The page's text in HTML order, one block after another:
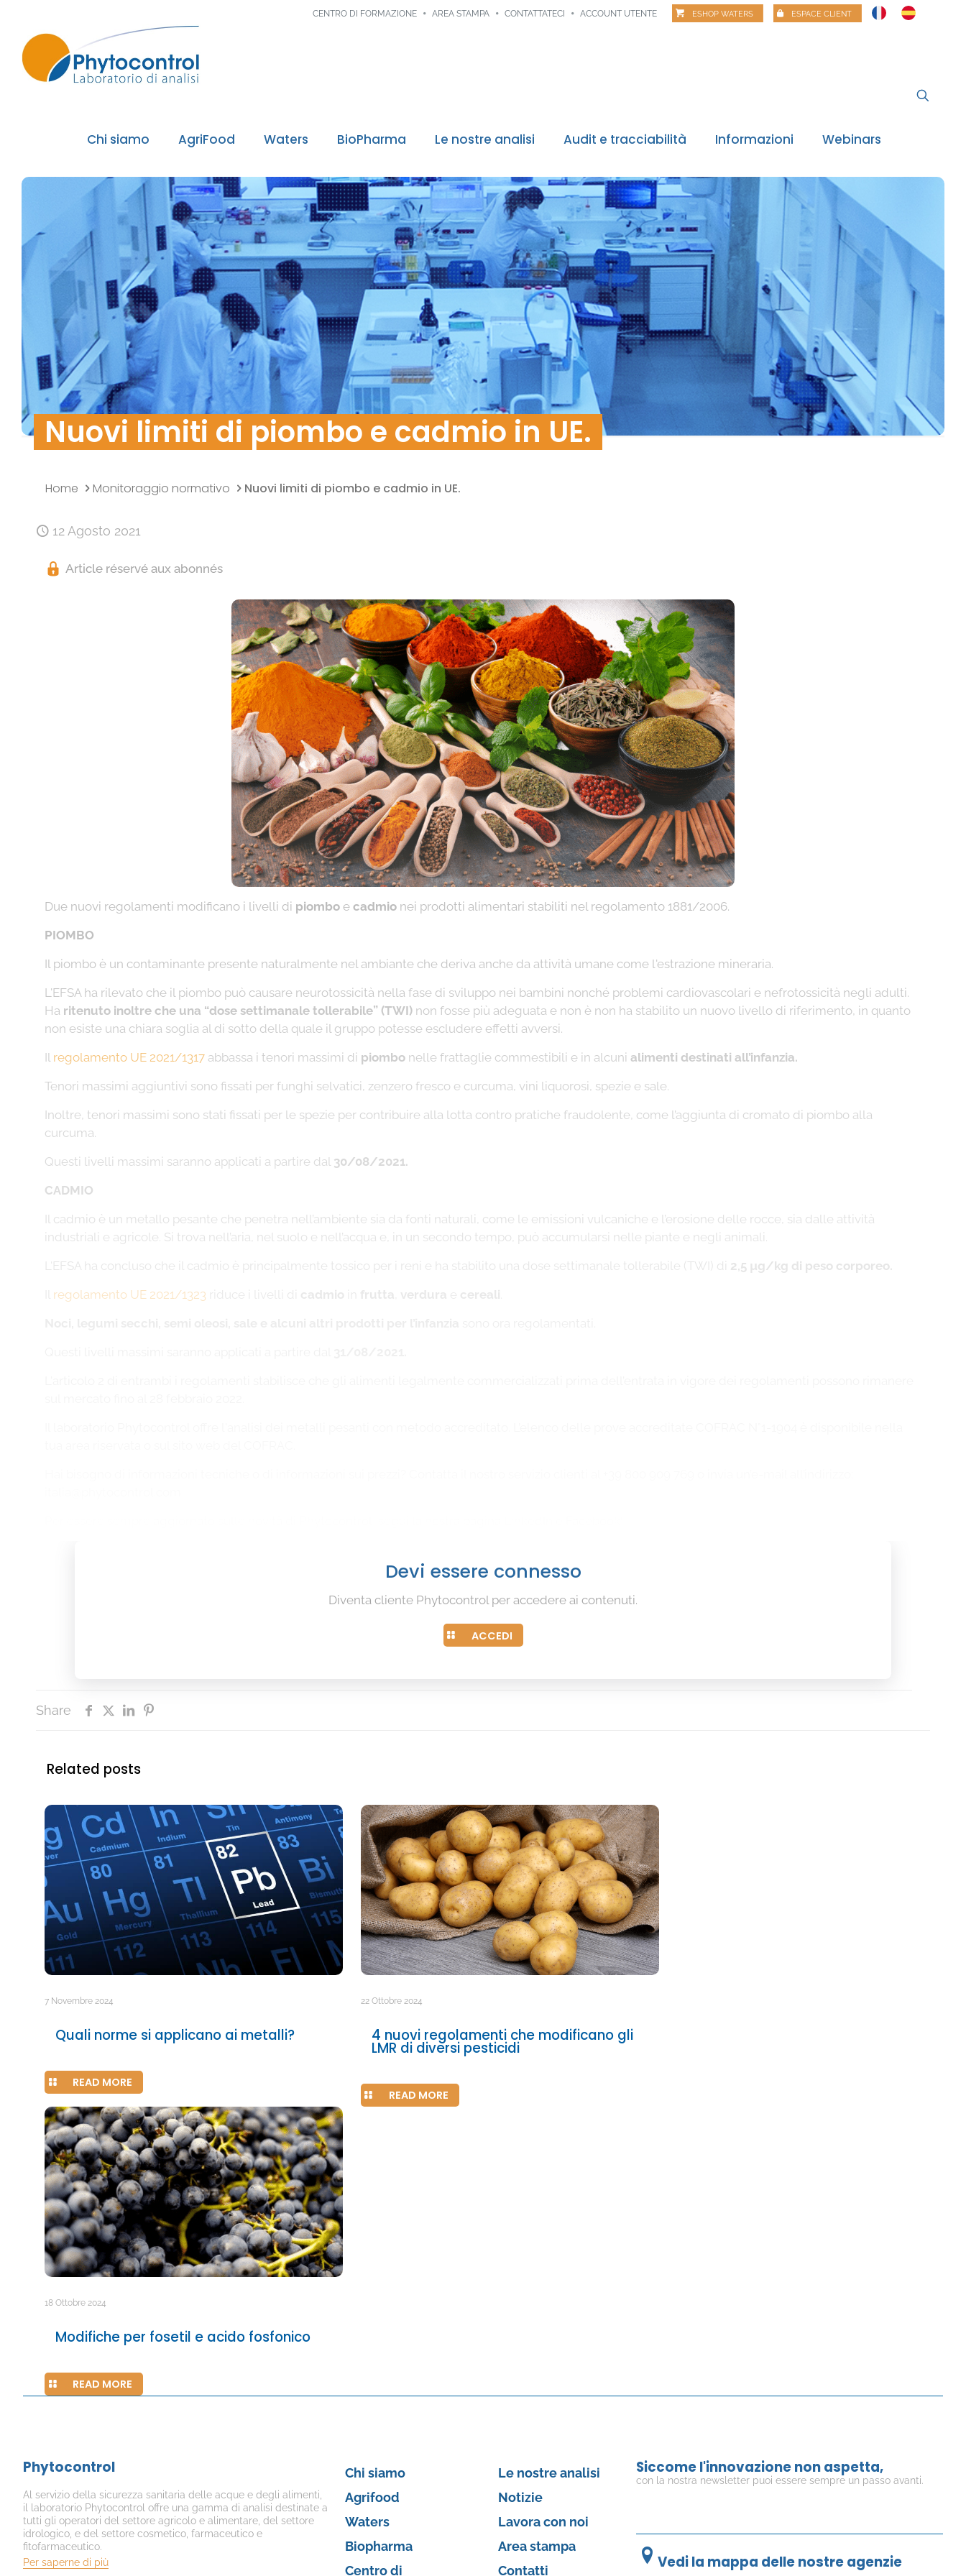
CENTRO DI FORMAZIONE AREA STAMPA CONTATTATECI ACCOUNT UTENTE ESHOP WATERS ESPACE CLIENT
Chi siamo
Il Gruppo Phytocontrol
I nostri valori, la nostra missione
I nostri accreditamenti
I nostri riconoscimenti qualità
I nostri laboratori
Politica della qualità
Ricerca e Sviluppo
Sicurezza dei dati
AgriFood Waters BioPharma Le nostre analisi Audit e tracciabilità
Tracciabilità digitale
Informazioni
Ultime notizie
Monitoraggio normativo
Allerte alimentari
Food Risk
Webinars
Nuovi limiti di piombo e cadmio in UE.
Home Monitoraggio normativo Nuovi limiti di piombo e cadmio in UE.
12 Agosto 2021
Article réservé aux abonnés
Due nuovi regolamenti modificano i livelli di piombo ecadmio nei prodotti alimentari stabiliti nel regolamento 1881/2006.
PIOMBO
Il piombo è un contaminante presente naturalmente nel ambiante che deriva anche da attività umane come l'estrazione mineraria.
L'EFSA ha rilevato che il piombo può causare neurotossicità nella fase di sviluppo nei bambini nonché problemi cardiovascolari e nefrotossicità negli adulti.
Ha ritenuto inoltre che una “dose settimanale tollerabile” (TWI) non fosse più adeguata e non è non ha stabilito un nuovo livello di riferimento, in quanto
non esiste una chiara soglia al di sotto della quale il gruppo potesse escludere effetti avversi.
Il regolamento UE 2021/1317 abbassa i tenori massimi di piombo nelle frattaglie commestibili e in alcunialimenti destinati all’infanzia.
Tenori massimi aggiuntivi sono fissati per funghi selvatici, zenzero fresco e curcuma, vini liquorosi, spezie e sale.
Inoltre, tenori massimi sono stati fissati per le spezie per contribuire alla lotta contro pratiche fraudolente, come l’aggiunta di cromato di piombo alla
curcuma.
Questi livelli massimi saranno applicati a partire dal 30/08/2021.
CADMIO
Il cadmio è un metallo pesante che penetra nell’ambiente sia da fonti naturali, come le emissioni vulcaniche e l’erosione delle rocce, sia dalle attività
industriali e agricole. Si trova nell’aria, nel suolo e nell’acqua e, in un secondo tempo, può accumularsi nelle piante e negli animali.
L'EFSA ha concluso che il cadmio è principalmente tossico per i reni e ha stabilito una dose settimanale tollerabile (TWI) di 2,5 µg/kg di peso corporeo.
regolamento UE 2021/1323
Devi essere connesso
Diventa cliente Phytocontrol per accedere ai contenuti.
ACCEDI
Share
Related posts
7 Novembre 2024
Quali norme si applicano ai metalli?
READ MORE
22 Ottobre 2024
4 nuovi regolamenti che modificano gli
LMR di diversi pesticidi
READ MORE
18 Ottobre 2024
Modifiche per fosetil e acido fosfonico
READ MORE
Phytocontrol
Al servizio della sicurezza sanitaria delle acque e degli alimenti,
il laboratorio Phytocontrol offre una gamma di analisi destinate a
tutti gli operatori del settore agricolo e alimentare, del settore
idrologico, e del settore cosmetico, farmaceutico e
fitofarmaceutico.
Per saperne di più
Chi siamo
Agrifood
Waters
Biopharma
Centro di
Le nostre analisi
Notizie
Lavora con noi
Area stampa
Contatti
Siccome l'innovazione non aspetta,
con la nostra newsletter puoi essere sempre un passo avanti.
Vedi la mappa delle nostre agenzie